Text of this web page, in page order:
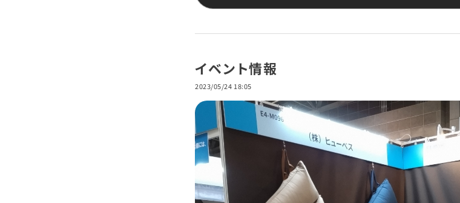
イベント情報
2023/05/24 18:05